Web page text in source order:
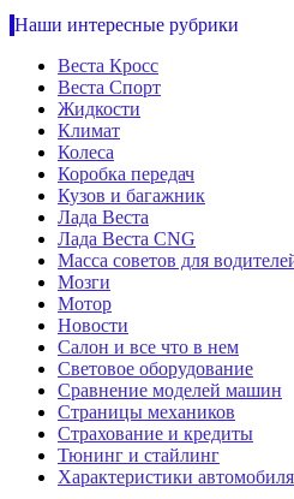
Наши интересные рубрики
Веста Кросс
Веста Спорт
Жидкости
Климат
Колеса
Коробка передач
Кузов и багажник
Лада Веста
Лада Веста CNG
Масса советов для
Мозги
Мотор
Новости
Салон и все что в нем
Световое оборудование
Сравнение моделей машин
Страницы механиков
Страхование и кредиты
Тюнинг и стайлинг
Характеристики